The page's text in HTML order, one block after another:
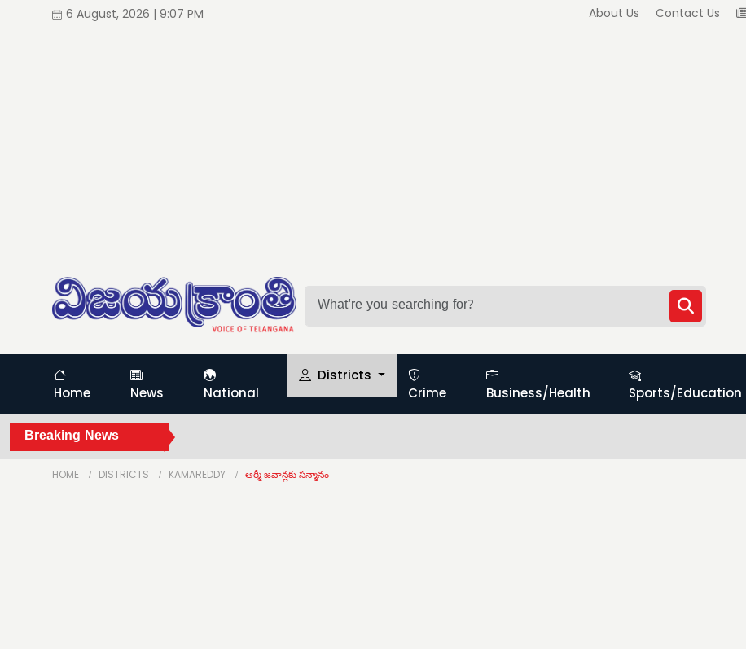
6 August, 2026 | 9:07 PM About Us Contact Us
Home News National
Districts
Crime
Business/Health Sports/Education
Breaking News
HOME DISTRICTS KAMAREDDY ఆర్మీ జవాన్లకు సన్మానం